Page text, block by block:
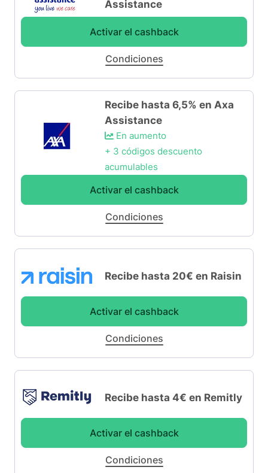
Assistance
Activar el cashback
Condiciones
Recibe hasta 6,5% en Axa
Assistance
En aumento
+ 3 códigos descuento
acumulables
Activar el cashback
Condiciones
Recibe hasta 20€ en Raisin
Activar el cashback
Condiciones
Recibe hasta 4€ en Remitly
Activar el cashback
Condiciones